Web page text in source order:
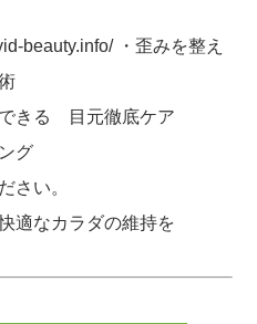
beauty.info/ ・歪みを整え
できる 目元徹底ケア
グ
さい。
適なカラダの維持を